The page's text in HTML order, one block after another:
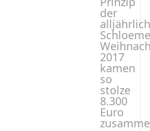
der
2017
kamen
so
stolze
8.300
Euro